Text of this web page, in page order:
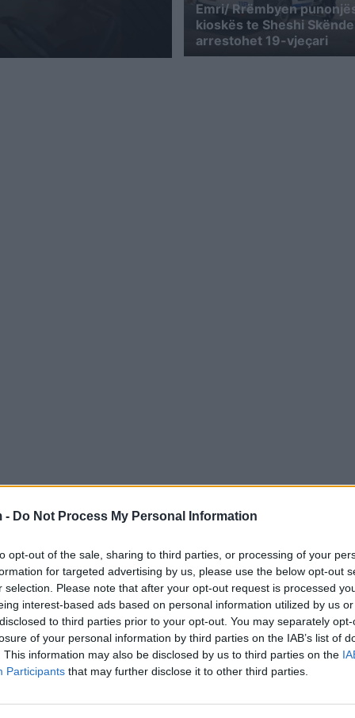
- Do Not Process My Personal Information
opt-out of the sale, sharing to third parties, or processing of your
for targeted advertising by us, please use the below opt-out
selection. Please note that after your opt-out request is processed
interest-based ads based on personal information utilized by us
to third parties prior to your opt-out. You may separately
of your personal information by third parties on the IAB’s list of
This information may also be disclosed by us to third parties on the
Participants that may further disclose it to other third parties.
Emri/ Rrëmbyen
kioskës te Sheshi
arrestohet 19-vjeçari